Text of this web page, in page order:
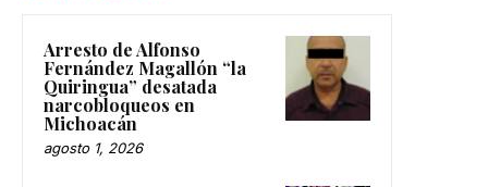
Arresto de Alfonso
Fernández Magallón “la
Quiringua” desatada
narcobloqueos en
Michoacán
agosto 1, 2026